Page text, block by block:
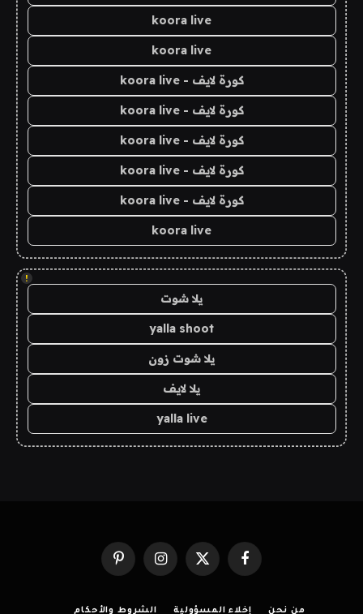
koora live
koora live
كورة لايف - koora live
كورة لايف - koora live
كورة لايف - koora live
كورة لايف - koora live
كورة لايف - koora live
koora live
!
يلا شوت
yalla shoot
يلا شوت زون
يلا لايف
yalla live
فيسبوك X
(Twitter)
الانستغرامبينتيريست
من نحن إخلاء المسؤولية الشروط والأحكام